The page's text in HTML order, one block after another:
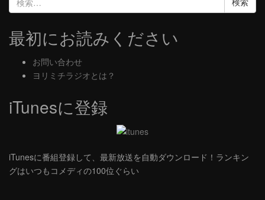
索:
最初にお読みください
お問い合わせ
ヨリミチラジオとは？
iTunesに登録
iTunesに番組登録して、最新放送を自動ダウンロード！ランキン
グはいつもコメディの100位ぐらい